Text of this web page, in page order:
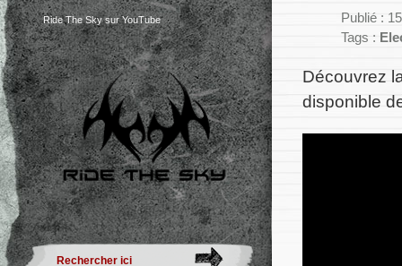
Ride The Sky sur YouTube
Publié :
Tags :
Découvrez
disponible